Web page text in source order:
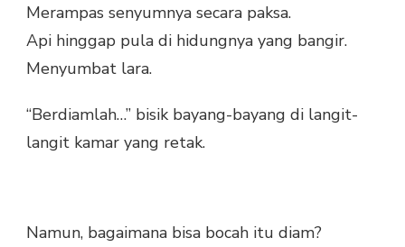
Merampas senyumnya secara paksa.
Api hinggap pula di hidungnya yang bangir.
Menyumbat lara.
“Berdiamlah…” bisik bayang-bayang di langit-
langit kamar yang retak.
Namun, bagaimana bisa bocah itu diam?